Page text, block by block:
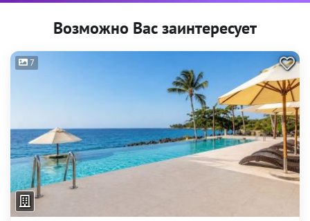
Возможно Вас заинтересует
7